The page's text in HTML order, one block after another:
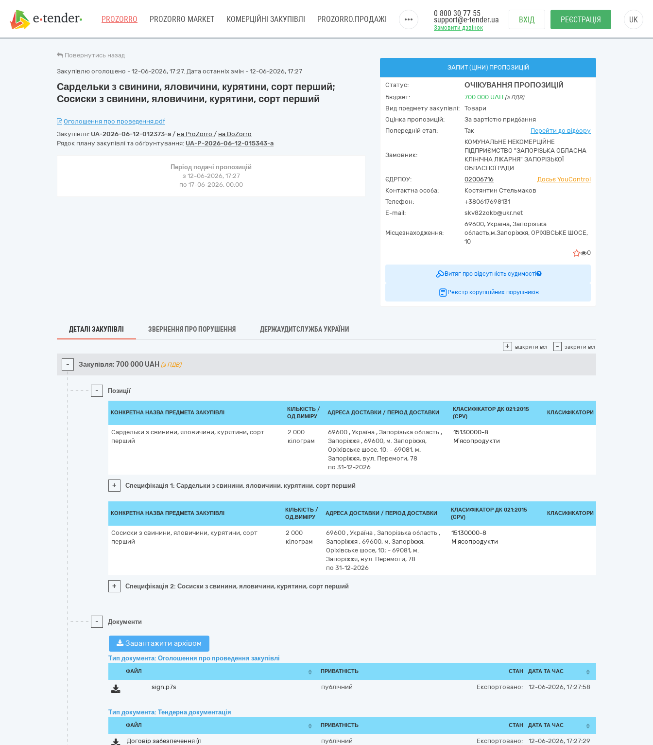
PROZORRO PROZORRO MARKET КОМЕРЦІЙНІ ЗАКУПІВЛІ PROZORRO.ПРОДАЖІ
Замовити дзвінок
0 800 30 77 55
support@e-tender.ua ВХІД РЕЄСТРАЦІЯ UK
Повернутись назад
Закупівлю оголошено - 12-06-2026, 17:27. Дата останніх змін - 12-06-2026, 17:27
Сардельки з свинини, яловичини, курятини, сорт перший;
Сосиски з свинини, яловичини, курятини, сорт перший
Оголошення про проведення.pdf
Закупівля: UA-2026-06-12-012373-a / на ProZorro / на DoZorro
Рядок плану закупівлі та обґрунтування: UA-P-2026-06-12-015343-a
Період подачі пропозицій
з 12-06-2026, 17:27
по 17-06-2026, 00:00
ЗАПИТ (ЦІНИ) ПРОПОЗИЦІЙ
Статус: ОЧІКУВАННЯ ПРОПОЗИЦІЙ
Бюджет: 700 000 UAH (з ПДВ)
Вид предмету закупівлі:
Товари
Оцінка пропозицій:
За вартістю придбання
Попередній етап:
Так Перейти до відбору
Замовник:
КОМУНАЛЬНЕ НЕКОМЕРЦІЙНЕ
ПІДПРИЄМСТВО "ЗАПОРІЗЬКА ОБЛАСНА
КЛІНІЧНА ЛІКАРНЯ" ЗАПОРІЗЬКОЇ
ОБЛАСНОЇ РАДИ
ЄДРПОУ:
02006716
Досьє YouControl
Контактна особа:
Костянтин Стельмаков
Телефон:
+380617698131
E-mail:
skv82zokb@ukr.net
Місцезнаходження:
69600, Україна, Запорізька
область,м.Запоріжжя, ОРІХІВСЬКЕ ШОСЕ,
10
0
Витяг про відсутність судимості
Реєстр корупційних порушників
ДЕТАЛІ ЗАКУПІВЛІ ЗВЕРНЕННЯ ПРО ПОРУШЕННЯ ДЕРЖАУДИТСЛУЖБА УКРАЇНИ
+ відкрити всі - закрити всі
- Закупівля: 700 000 UAH (з ПДВ)
- Позиції
КОНКРЕТНА НАЗВА ПРЕДМЕТА ЗАКУПІВЛІ
КІЛЬКІСТЬ /
ОД.ВИМІРУ
АДРЕСА ДОСТАВКИ / ПЕРІОД ДОСТАВКИ
КЛАСИФІКАТОР ДК 021:2015
(CPV)
КЛАСИФІКАТОРИ
Сардельки з свинини, яловичини, курятини, сорт
перший
2 000
кілограм
69600 , Україна , Запорізька область ,
Запоріжжя , 69600, м. Запоріжжя,
Оріхівське шосе, 10; - 69081, м.
Запоріжжя, вул. Перемоги, 78
по 31-12-2026
15130000-8
М’ясопродукти
+ Специфікація 1: Сардельки з свинини, яловичини, курятини, сорт перший
КОНКРЕТНА НАЗВА ПРЕДМЕТА ЗАКУПІВЛІ
КІЛЬКІСТЬ /
ОД.ВИМІРУ
АДРЕСА ДОСТАВКИ / ПЕРІОД ДОСТАВКИ
КЛАСИФІКАТОР ДК 021:2015
(CPV)
КЛАСИФІКАТОРИ
Сосиски з свинини, яловичини, курятини, сорт
перший
2 000
кілограм
69600 , Україна , Запорізька область ,
Запоріжжя , 69600, м. Запоріжжя,
Оріхівське шосе, 10; - 69081, м.
Запоріжжя, вул. Перемоги, 78
по 31-12-2026
15130000-8
М’ясопродукти
+ Специфікація 2: Сосиски з свинини, яловичини, курятини, сорт перший
- Документи
Завантажити архівом
Тип документа: Оголошення про проведення закупівлі
ФАЙЛ ПРИВАТНІСТЬ СТАН ДАТА ТА ЧАС
sign.p7s публічний Експортовано: 12-06-2026, 17:27:58
Тип документа: Тендерна документація
ФАЙЛ ПРИВАТНІСТЬ СТАН ДАТА ТА ЧАС
Договір забезпечення (п
публічний Експортовано: 12-06-2026, 17:27:29